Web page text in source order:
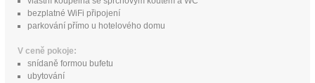
bezplatné WiFi připojení
parkování přímo u hotelového domu
V ceně pokoje:
snídaně formou bufetu
ubytování